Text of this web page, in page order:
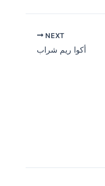
NEXT
أكوا ريم شراب